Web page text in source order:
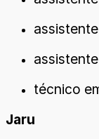
técnico
Jaru